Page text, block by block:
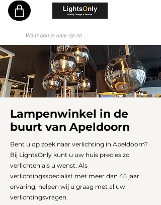
Lampenwinkel in de
buurt van Apeldoorn
Bent u op zoek naar verlichting in Apeldoorn?
Bij LightsOnly kunt u uw huis precies zo
verlichten als u wenst. Als
verlichtingsspecialist met meer dan 45 jaar
ervaring, helpen wij u graag met al uw
verlichtingsvragen.